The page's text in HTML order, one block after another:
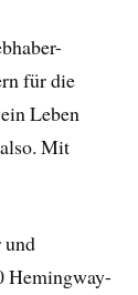
für die
Leben
Mit
und
Hemingway-